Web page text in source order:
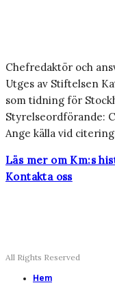
Chefredaktör och
Utges av Stiftelsen
som tidning för
Styrelseordförande:
Ange källa vid
Läs mer om Km:s
Kontakta oss
All Rights Reserved
Hem